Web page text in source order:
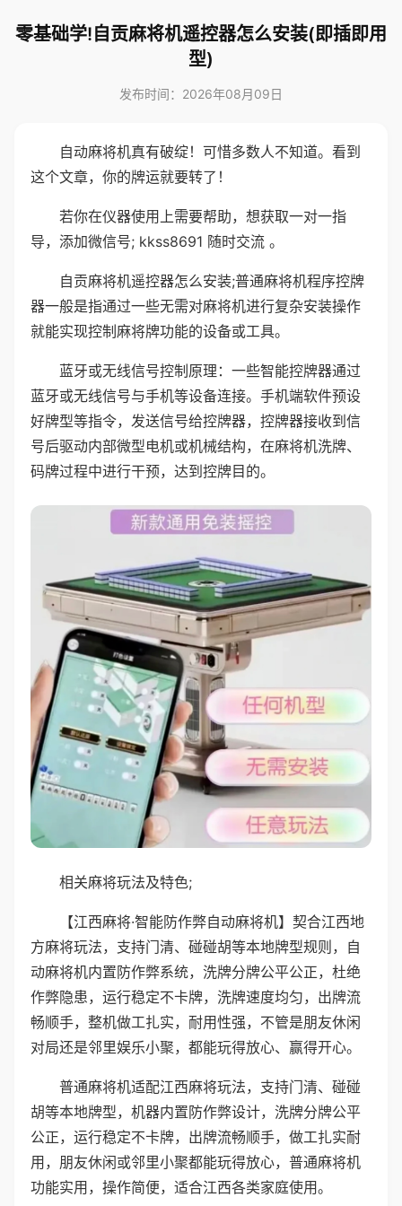
零基础学!自贡麻将机遥控器怎么安装(即插即用
型)
发布时间：2026年08月09日
自动麻将机真有破绽！可惜多数人不知道。看到
这个文章，你的牌运就要转了！
若你在仪器使用上需要帮助，想获取一对一指
导，添加微信号; kkss8691 随时交流 。
自贡麻将机遥控器怎么安装;普通麻将机程序控牌
器一般是指通过一些无需对麻将机进行复杂安装操作
就能实现控制麻将牌功能的设备或工具。
蓝牙或无线信号控制原理：一些智能控牌器通过
蓝牙或无线信号与手机等设备连接。手机端软件预设
好牌型等指令，发送信号给控牌器，控牌器接收到信
号后驱动内部微型电机或机械结构，在麻将机洗牌、
码牌过程中进行干预，达到控牌目的。
相关麻将玩法及特色;
【江西麻将·智能防作弊自动麻将机】契合江西地
方麻将玩法，支持门清、碰碰胡等本地牌型规则，自
动麻将机内置防作弊系统，洗牌分牌公平公正，杜绝
作弊隐患，运行稳定不卡牌，洗牌速度均匀，出牌流
畅顺手，整机做工扎实，耐用性强，不管是朋友休闲
对局还是邻里娱乐小聚，都能玩得放心、赢得开心。
普通麻将机适配江西麻将玩法，支持门清、碰碰
胡等本地牌型，机器内置防作弊设计，洗牌分牌公平
公正，运行稳定不卡牌，出牌流畅顺手，做工扎实耐
用，朋友休闲或邻里小聚都能玩得放心，普通麻将机
功能实用，操作简便，适合江西各类家庭使用。